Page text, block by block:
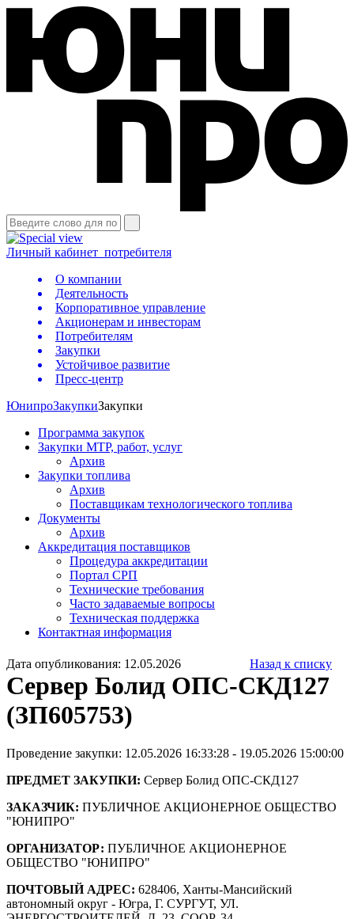
Личный кабинет потребителя
О компании
Деятельность
Корпоративное управление
Акционерам и инвесторам
Потребителям
Закупки
Устойчивое развитие
Пресс-центр
ЮнипроЗакупкиЗакупки
Программа закупок
Закупки МТР, работ, услуг
Архив
Закупки топлива
Архив
Поставщикам технологического топлива
Документы
Архив
Аккредитация поставщиков
Процедура аккредитации
Портал СРП
Технические требования
Часто задаваемые вопросы
Техническая поддержка
Контактная информация
Дата опубликования: 12.05.2026 Назад к списку
Сервер Болид ОПС-СКД127
(ЗП605753)
Проведение закупки: 12.05.2026 16:33:28 - 19.05.2026 15:00:00
ПРЕДМЕТ ЗАКУПКИ: Сервер Болид ОПС-СКД127
ЗАКАЗЧИК: ПУБЛИЧНОЕ АКЦИОНЕРНОЕ ОБЩЕСТВО
"ЮНИПРО"
ОРГАНИЗАТОР: ПУБЛИЧНОЕ АКЦИОНЕРНОЕ
ОБЩЕСТВО "ЮНИПРО"
ПОЧТОВЫЙ АДРЕС: 628406, Ханты-Мансийский
автономный округ - Югра, Г. СУРГУТ, УЛ.